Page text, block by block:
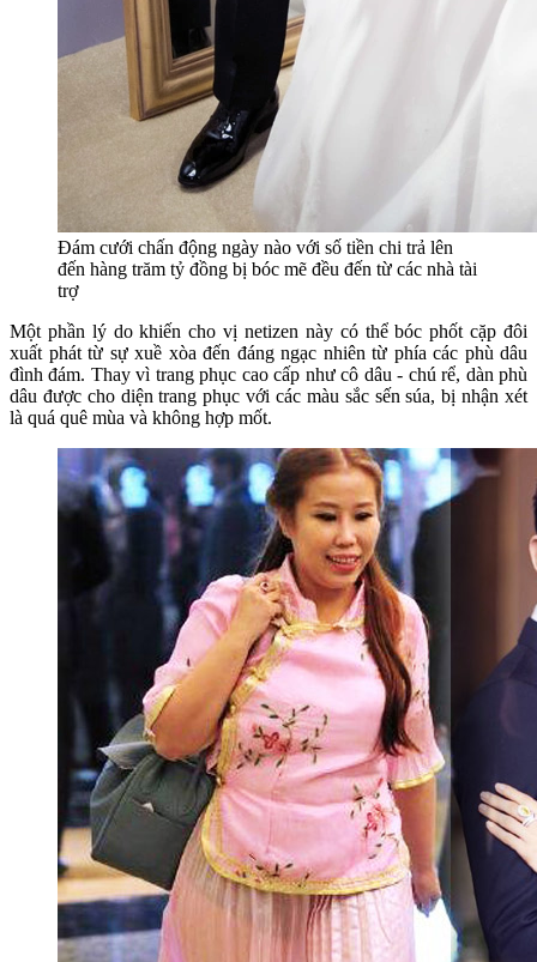
Đám cưới chấn động ngày nào với số tiền chi trả lên
đến hàng trăm tỷ đồng bị bóc mẽ đều đến từ các nhà tài
trợ
Một phần lý do khiến cho vị netizen này có thể bóc phốt cặp đôi
xuất phát từ sự xuề xòa đến đáng ngạc nhiên từ phía các phù dâu
đình đám. Thay vì trang phục cao cấp như cô dâu - chú rể, dàn phù
dâu được cho diện trang phục với các màu sắc sến súa, bị nhận xét
là quá quê mùa và không hợp mốt.